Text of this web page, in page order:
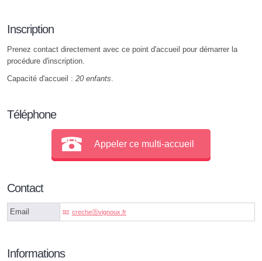
Inscription
Prenez contact directement avec ce point d'accueil pour démarrer la
procédure d'inscription.
Capacité d'accueil : 20 enfants.
Téléphone
Appeler ce multi-accueil
Contact
Email crecheⓐvignoux.fr
Informations